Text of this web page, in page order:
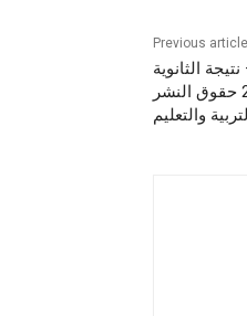
Previous article
2016 الاردن – نتيجة الثانوية
العامة الشتوية برقم الجلوس 2016 حقوق النشر
والتعليم